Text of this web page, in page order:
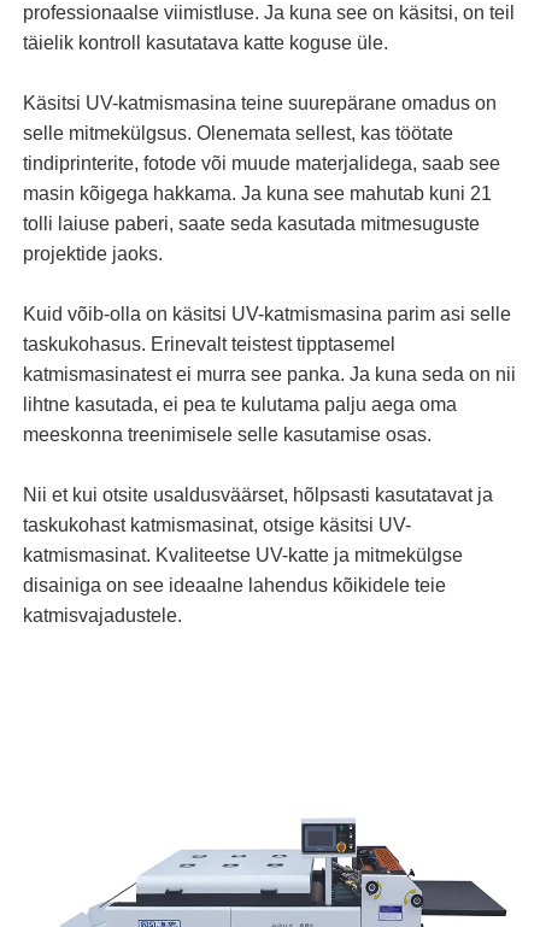
professionaalse viimistluse. Ja kuna see on käsitsi, on teil
täielik kontroll kasutatava katte koguse üle.
Käsitsi UV-katmismasina teine ​​suurepärane omadus on
selle mitmekülgsus. Olenemata sellest, kas töötate
tindiprinterite, fotode või muude materjalidega, saab see
masin kõigega hakkama. Ja kuna see mahutab kuni 21
tolli laiuse paberi, saate seda kasutada mitmesuguste
projektide jaoks.
Kuid võib-olla on käsitsi UV-katmismasina parim asi selle
taskukohasus. Erinevalt teistest tipptasemel
katmismasinatest ei murra see panka. Ja kuna seda on nii
lihtne kasutada, ei pea te kulutama palju aega oma
meeskonna treenimisele selle kasutamise osas.
Nii et kui otsite usaldusväärset, hõlpsasti kasutatavat ja
taskukohast katmismasinat, otsige käsitsi UV-
katmismasinat. Kvaliteetse UV-katte ja mitmekülgse
disainiga on see ideaalne lahendus kõikidele teie
katmisvajadustele.